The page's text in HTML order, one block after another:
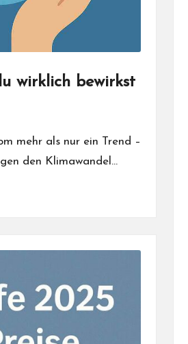
wirklich bewirkst
mehr als nur ein Trend –
den Klimawandel…